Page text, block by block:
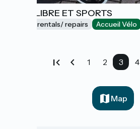
ROUE LIBRE ET SPORTS
Bicycle rentals/ repairs Accueil Vélo
1 2 3 4
Map